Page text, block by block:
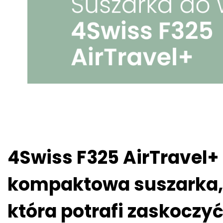
4Swiss F325
kompaktowa suszarka,
która potrafi zaskoczyć